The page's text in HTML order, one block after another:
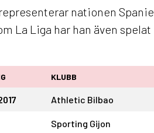
nationen
La Liga har han även
KLUBB
Athletic Bilbao
Sporting Gijon